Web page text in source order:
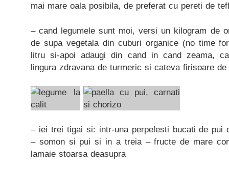
mai mare oala posibila, de preferat cu pereti de
– cand legumele sunt moi, versi un kilogram de
de supa vegetala din cuburi organice (no time
litru si-apoi adaugi din cand in cand zeama,
lingura zdravana de turmeric si cateva firisoare
– iei trei tigai si: intr-una perpelesti bucati de pui
– somon si pui si in a treia – fructe de mare
lamaie stoarsa deasupra